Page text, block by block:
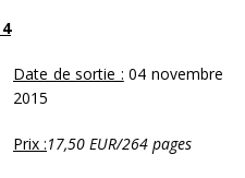
Date de sortie : 04 novembre
2015
Prix :17,50 EUR/264 pages